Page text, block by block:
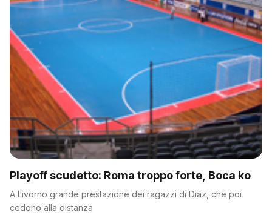
Playoff scudetto: Roma troppo forte, Boca ko
A Livorno grande prestazione dei ragazzi di Diaz, che poi
cedono alla distanza